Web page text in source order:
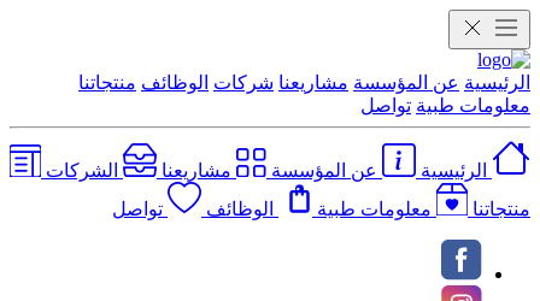
الرئيسية عن المؤسسة مشاريعنا شركات الوظائف منتجاتنا
معلومات طبية تواصل
الرئيسية عن المؤسسة مشاريعنا
الشركات
منتجاتنا
معلومات طبية الوظائف تواصل